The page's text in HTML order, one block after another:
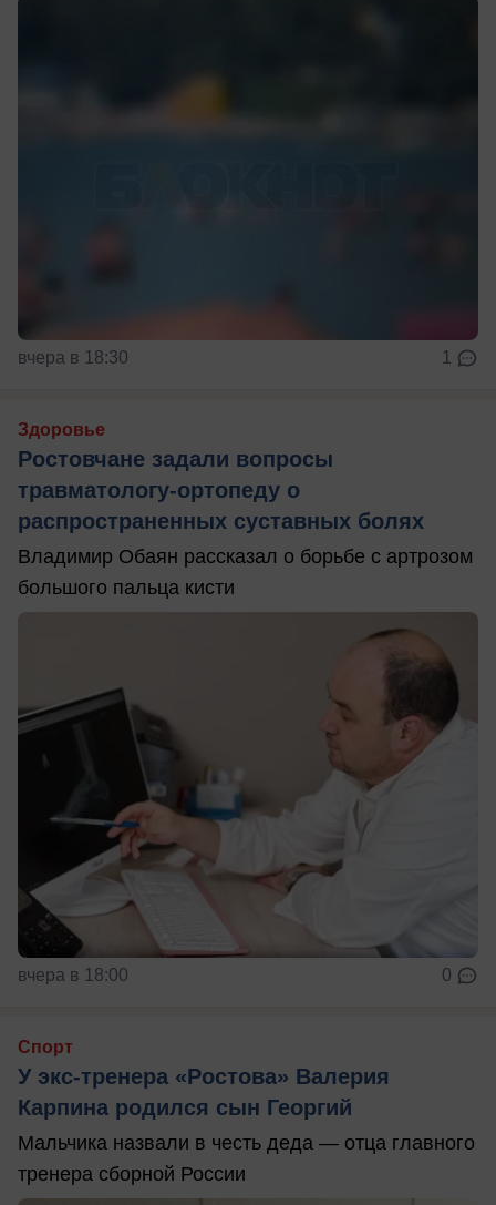
вчера в 18:30 1
Здоровье
Ростовчане задали вопросы
травматологу-ортопеду о
распространенных суставных болях
Владимир Обаян рассказал о борьбе с артрозом
большого пальца кисти
вчера в 18:00 0
Спорт
У экс-тренера «Ростова» Валерия
Карпина родился сын Георгий
Мальчика назвали в честь деда — отца главного
тренера сборной России